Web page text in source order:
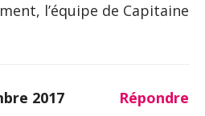
l’équipe de Capitaine
2017
Répondre